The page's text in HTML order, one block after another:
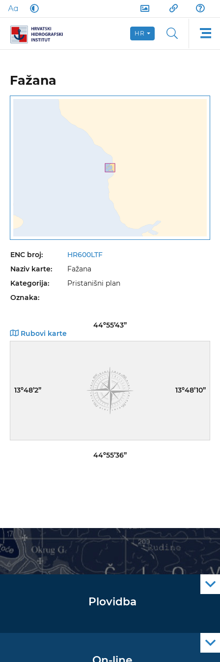
HR
ENC broj:
HR600LTF
Naziv karte:
Fažana
Kategorija:
Pristanišni plan
Oznaka:
Rubovi karte
44º55’43”
13º48’10”
44º55’36”
13º48’2”
Fažana
Plovidba